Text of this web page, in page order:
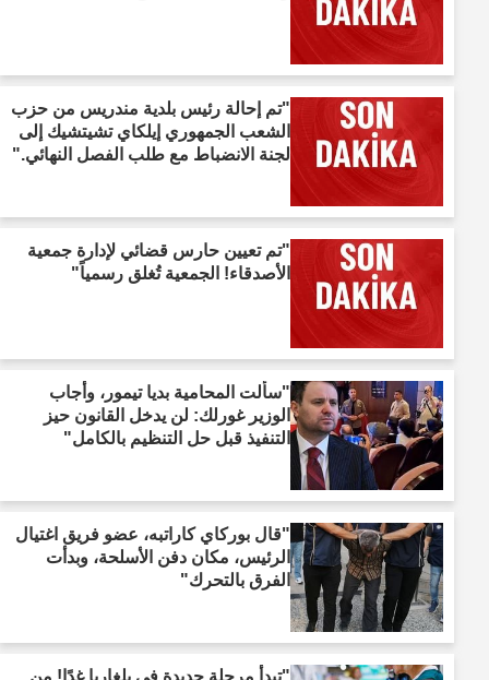
"تم إحالة رئيس بلدية مندريس من حزب
الشعب الجمهوري إيلكاي تشيتشيك إلى
لجنة الانضباط مع طلب الفصل النهائي."
"تم تعيين حارس قضائي لإدارة جمعية
الأصدقاء! الجمعية تُغلق رسمياً"
"سألت المحامية بديا تيمور، وأجاب
الوزير غورلك: لن يدخل القانون حيز
التنفيذ قبل حل التنظيم بالكامل"
"قال بوركاي كاراتبه، عضو فريق اغتيال
الرئيس، مكان دفن الأسلحة، وبدأت
الفرق بالتحرك"
"تبدأ مرحلة جديدة في بلغاريا غدًا! من